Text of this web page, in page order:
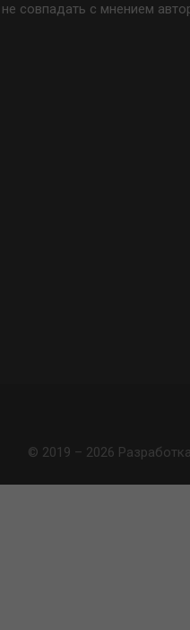
совпадать с мнением
© 2019 – 2026